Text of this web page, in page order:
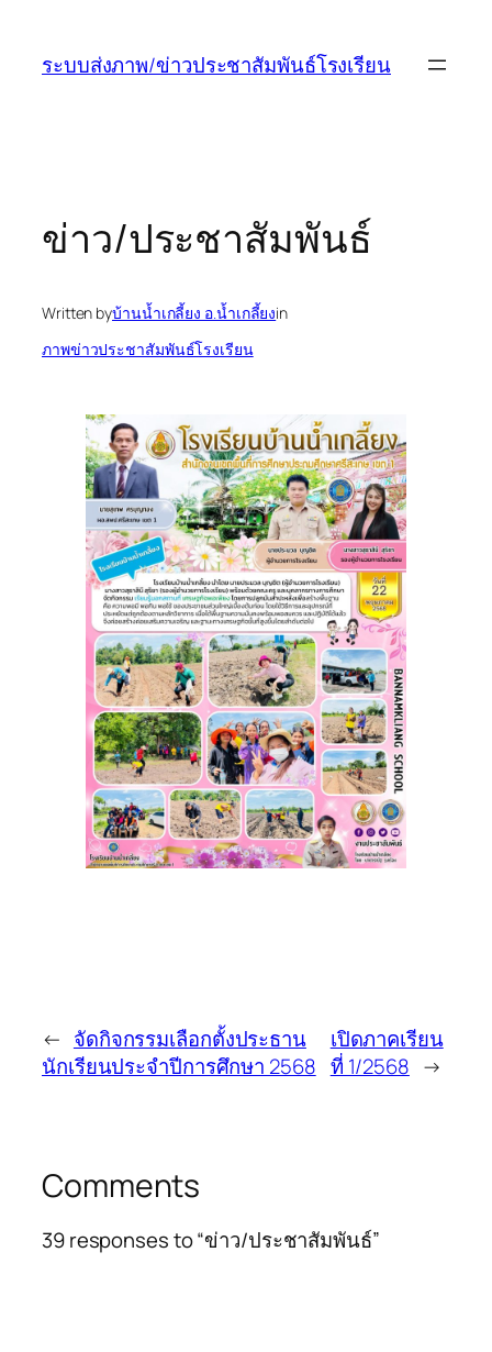
ระบบส่งภาพ/ข่าวประชาสัมพันธ์โรงเรียน
ข่าว/ประชาสัมพันธ์
Written byบ้านน้ำเกลี้ยง อ.น้ำเกลี้ยงin
ภาพข่าวประชาสัมพันธ์โรงเรียน
← จัดกิจกรรมเลือกตั้งประธาน
นักเรียนประจำปีการศึกษา 2568
เปิดภาคเรียน
ที่ 1/2568 →
Comments
39 responses to “ข่าว/ประชาสัมพันธ์”